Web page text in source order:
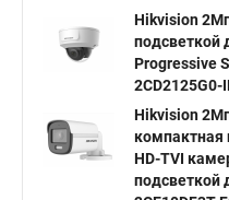
Нikvision микрофон
Hikvision порты
Hikvision
подсветкой
Progressive
Hikvision
компактная
HD-TVI
подсветкой